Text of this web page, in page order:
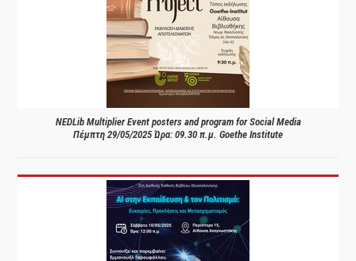
NEDLib Multiplier Event posters and program for Social Media
Πέμπτη 29/05/2025 Ώρα: 09.30 π.μ. Goethe Institute